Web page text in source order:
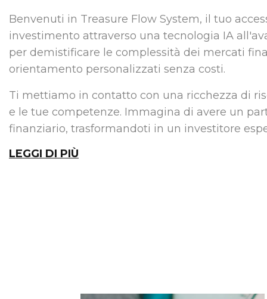
Benvenuti in Treasure Flow System, il tuo
investimento attraverso una tecnologia IA
per demistificare le complessità dei mercati
orientamento personalizzati senza costi.
Ti mettiamo in contatto con una ricchezza di
e le tue competenze. Immagina di avere un
finanziario, trasformandoti in un investitore
LEGGI DI PIÙ